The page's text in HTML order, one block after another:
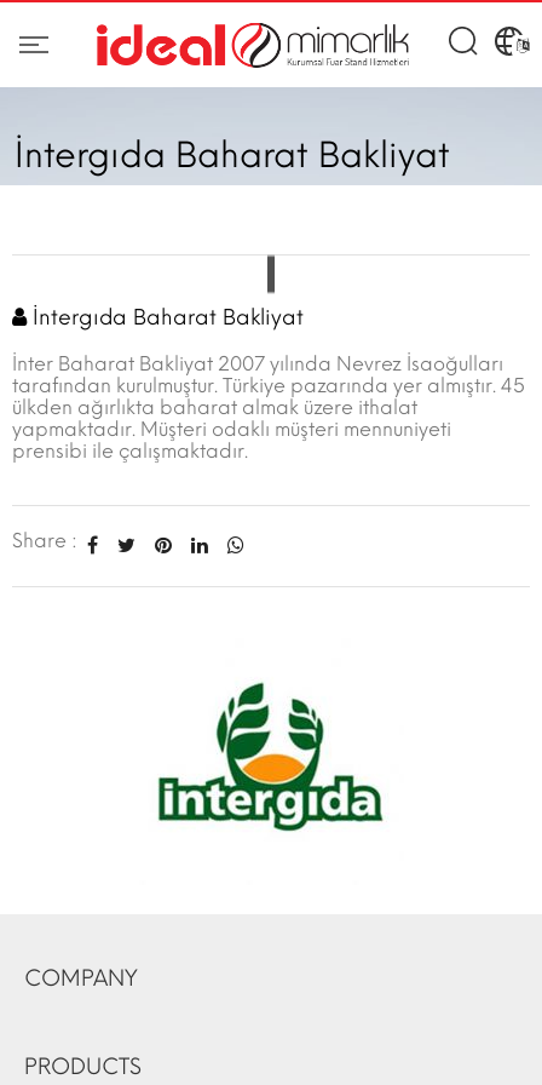
İntergıda Baharat Bakliyat
İntergıda Baharat Bakliyat
İnter Baharat Bakliyat 2007 yılında Nevrez İsaoğulları
tarafından kurulmuştur. Türkiye pazarında yer almıştır. 45
ülkden ağırlıkta baharat almak üzere ithalat
yapmaktadır. Müşteri odaklı müşteri mennuniyeti
prensibi ile çalışmaktadır.
Share :
COMPANY
PRODUCTS